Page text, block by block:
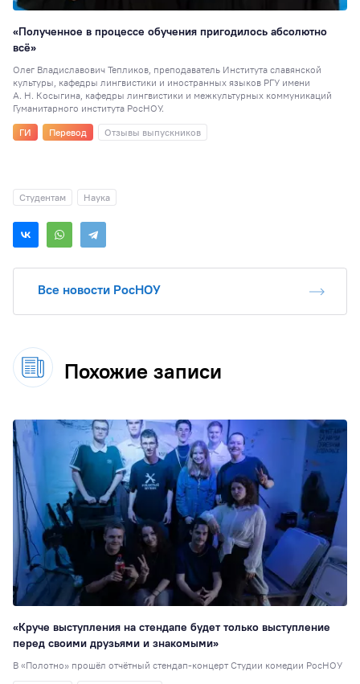
«Полученное в процессе обучения пригодилось абсолютно
всё»
Олег Владиславович Тепликов, преподаватель Института славянской
культуры, кафедры лингвистики и иностранных языков РГУ имени
А. Н. Косыгина, кафедры лингвистики и межкультурных коммуникаций
Гуманитарного института РосНОУ.
ГИ
Перевод Отзывы выпускников
Студентам Наука
Все новости РосНОУ
Похожие записи
«Круче выступления на стендапе будет только выступление
перед своими друзьями и знакомыми»
В «Полотно» прошёл отчётный стендап-концерт Студии комедии РосНОУ